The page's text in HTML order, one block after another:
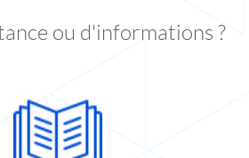
ou d'informations ?